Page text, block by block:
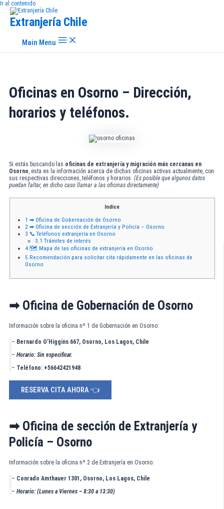
Ir al contenido
Extranjería Chile
Main Menu
Oficinas en Osorno – Dirección,
horarios y teléfonos.
Si estás buscando las oficinas de extranjería y migración más cercanas en
Osorno, esta es la información acerca de dichas oficinas activas actualmente, con
sus respectivas direcciones, teléfonos y horarios.(Es posible que algunos datos
puedan faltar, en dicho caso llamar a las oficinas directamente)
Indice
1 ➡ Oficina de Gobernación de Osorno
2 ➡ Oficina de sección de Extranjería y Policía – Osorno
3 📞 Teléfonos extranjería en Osorno
3.1 Trámites de interés
4🗺️ Mapa de las oficinas de extranjería en Osorno
5 Recomendación para solicitar cita rápidamente en las oficinas de
Osorno
➡ Oficina de Gobernación de Osorno
Información sobre la oficina nº 1 de Gobernación en Osorno:
– Bernardo O’Higgins 667, Osorno, Los Lagos, Chile
–Horario:Sin especificar.
– Teléfono: +56642421948
RESERVA CITA AHORA 👈
➡ Oficina de sección de Extranjería y
Policía – Osorno
Información sobre la oficina nº 2 de Extranjería en Osorno:
– Conrado Amthauer 1301, Osorno, Los Lagos, Chile
–Horario:(Lunes a Viernes – 8:30 a 13:30)